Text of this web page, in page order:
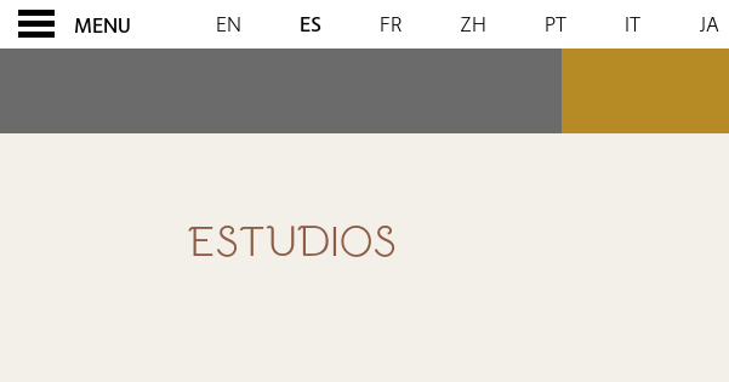
MENU EN ES FR ZH PT IT JA
ESTUDIOS